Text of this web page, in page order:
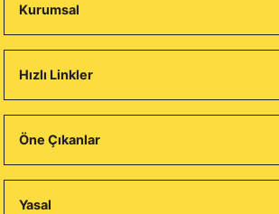
₺ 279,34
Kurumsal
Hızlı Linkler
Öne Çıkanlar
Yasal